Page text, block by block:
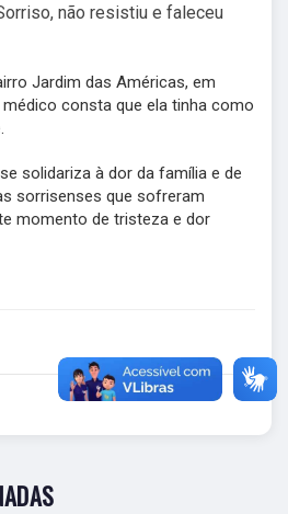
não resistiu e faleceu
Jardim das Américas, em
consta que ela tinha como
solidariza à dor da família e de
sorrisenses que sofreram
momento de tristeza e dor